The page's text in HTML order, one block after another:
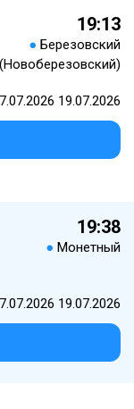
19:13
● Березовский
(Новоберезовский)
19.07.2026
19:38
● Монетный
19.07.2026